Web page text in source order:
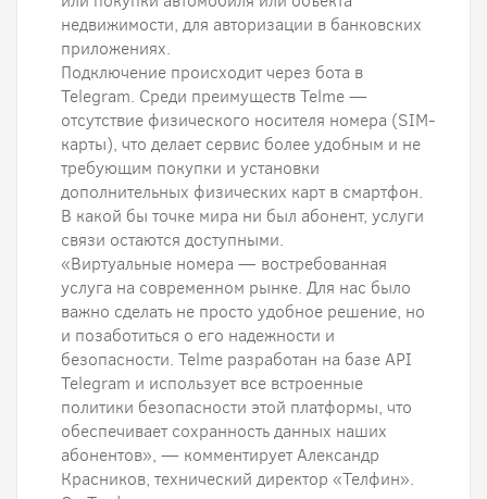
недвижимости, для авторизации в банковских
приложениях.
Подключение происходит через бота в
Telegram. Среди преимуществ Telme —
отсутствие физического носителя номера (SIM-
карты), что делает сервис более удобным и не
требующим покупки и установки
дополнительных физических карт в смартфон.
В какой бы точке мира ни был абонент, услуги
связи остаются доступными.
«Виртуальные номера — востребованная
услуга на современном рынке. Для нас было
важно сделать не просто удобное решение, но
и позаботиться о его надежности и
безопасности. Telme разработан на базе API
Telegram и использует все встроенные
политики безопасности этой платформы, что
обеспечивает сохранность данных наших
абонентов», — комментирует Александр
Красников, технический директор «Телфин».